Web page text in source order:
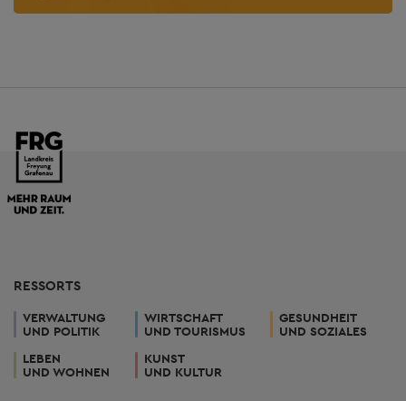
RESSORTS
VERWALTUNG
UND POLITIK
WIRTSCHAFT
UND TOURISMUS
GESUNDHEIT
UND SOZIALES
LEBEN
UND WOHNEN
KUNST
UND KULTUR